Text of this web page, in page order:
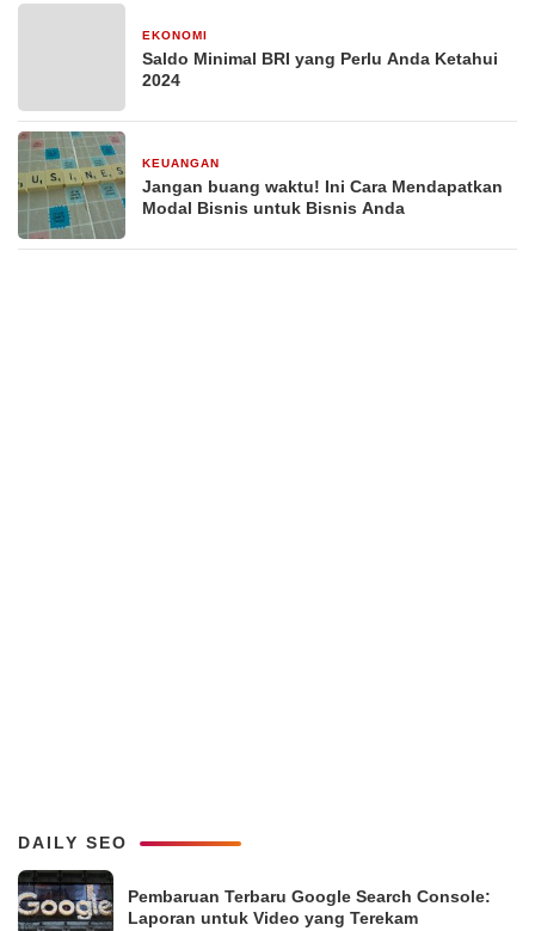
EKONOMI
Saldo Minimal BRI yang Perlu Anda Ketahui
2024
KEUANGAN
Jangan buang waktu! Ini Cara Mendapatkan
Modal Bisnis untuk Bisnis Anda
DAILY SEO
Pembaruan Terbaru Google Search Console:
Laporan untuk Video yang Terekam